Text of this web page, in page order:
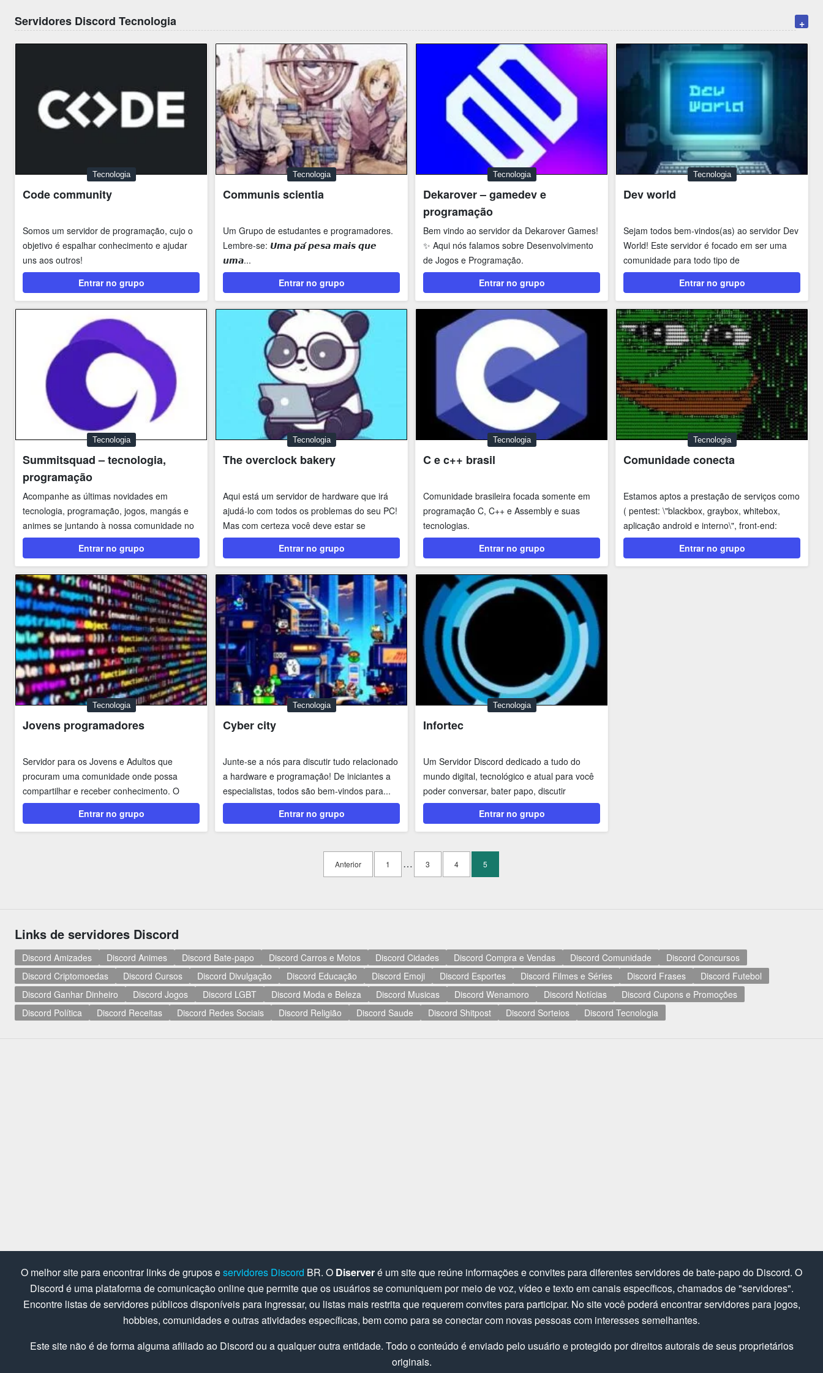
Servidores Discord Tecnologia +
Tecnologia
Code community
Somos um servidor de programação, cujo o
objetivo é espalhar conhecimento e ajudar
uns aos outros!
Entrar no grupo
Tecnologia
Communis scientia
Um Grupo de estudantes e programadores.
Lembre-se: 𝙐𝙢𝙖 𝙥𝙖́ 𝙥𝙚𝙨𝙖 𝙢𝙖𝙞𝙨 𝙦𝙪𝙚
𝙪𝙢𝙖...
Entrar no grupo
Tecnologia
Dekarover – gamedev e
programação
Bem vindo ao servidor da Dekarover Games!
✨ Aqui nós falamos sobre Desenvolvimento
de Jogos e Programação.
Entrar no grupo
Tecnologia
Dev world
Sejam todos bem-vindos(as) ao servidor Dev
World! Este servidor é focado em ser uma
comunidade para todo tipo de
desenvolvedor/programador,...
Entrar no grupo
Tecnologia
Summitsquad – tecnologia,
programação
Acompanhe as últimas novidades em
tecnologia, programação, jogos, mangás e
animes se juntando à nossa comunidade no
Discord! Aqui,...
Entrar no grupo
Tecnologia
The overclock bakery
Aqui está um servidor de hardware que irá
ajudá-lo com todos os problemas do seu PC!
Mas com certeza você deve estar se
perguntando, o...
Entrar no grupo
Tecnologia
C e c++ brasil
Comunidade brasileira focada somente em
programação C, C++ e Assembly e suas
tecnologias.
Entrar no grupo
Tecnologia
Comunidade conecta
Estamos aptos a prestação de serviços como
( pentest: \"blackbox, graybox, whitebox,
aplicação android e interno\", front-end:
\"html,...
Entrar no grupo
Tecnologia
Jovens programadores
Servidor para os Jovens e Adultos que
procuram uma comunidade onde possa
compartilhar e receber conhecimento. O
servidor é para fins...
Entrar no grupo
Tecnologia
Cyber city
Junte-se a nós para discutir tudo relacionado
a hardware e programação! De iniciantes a
especialistas, todos são bem-vindos para...
Entrar no grupo
Tecnologia
Infortec
Um Servidor Discord dedicado a tudo do
mundo digital, tecnológico e atual para você
poder conversar, bater papo, discutir
estratégias,...
Entrar no grupo
Anterior 1 … 3 4 5
Links de servidores Discord
Discord Amizades Discord Animes Discord Bate-papo Discord Carros e Motos Discord Cidades Discord Compra e Vendas Discord Comunidade
Discord Concursos
Discord Criptomoedas
Discord Cursos Discord Divulgação Discord Educação Discord Emoji Discord Esportes Discord Filmes e Séries Discord Frases
Discord Futebol
Discord Ganhar Dinheiro
Discord Jogos Discord LGBT Discord Moda e Beleza Discord Musicas Discord Wenamoro Discord Notícias
Discord Cupons e Promoções
Discord Política
Discord Receitas Discord Redes Sociais Discord Religião Discord Saude Discord Shitpost Discord Sorteios Discord Tecnologia
O melhor site para encontrar links de grupos eservidores Discord BR. O Diserveré um site que reúne informações e convites para diferentes servidores de bate-papo do Discord. O
Discord é uma plataforma de comunicação online que permite que os usuários se comuniquem por meio de voz, vídeo e texto em canais específicos, chamados de "servidores".
Encontre listas de servidores públicos disponíveis para ingressar, ou listas mais restrita que requerem convites para participar. No site você poderá encontrar servidores para jogos,
hobbies, comunidades e outras atividades específicas, bem como para se conectar com novas pessoas com interesses semelhantes.
Este site não é de forma alguma afiliado ao Discord ou a qualquer outra entidade. Todo o conteúdo é enviado pelo usuário e protegido por direitos autorais de seus proprietários
originais.